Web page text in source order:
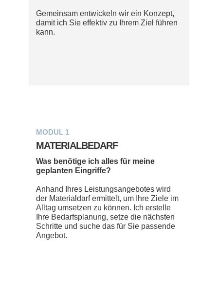
Gemeinsam entwickeln wir ein Konzept,
damit ich Sie effektiv zu Ihrem Ziel führen
kann.
MODUL 1
MATERIALBEDARF
Was benötige ich alles für meine
geplanten Eingriffe?
Anhand Ihres Leistungsangebotes wird
der Materialdarf ermittelt, um Ihre Ziele im
Alltag umsetzen zu können. Ich erstelle
Ihre Bedarfsplanung, setze die nächsten
Schritte und suche das für Sie passende
Angebot.